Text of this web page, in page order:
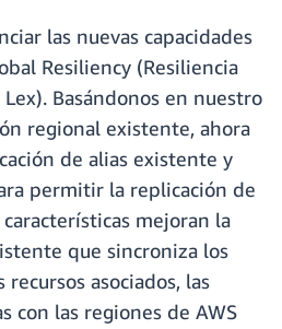
las nuevas capacidades
Resiliency (Resiliencia
Basándonos en nuestro
regional existente, ahora
de alias existente y
permitir la replicación de
características mejoran la
que sincroniza los
asociados, las
con las regiones de AWS